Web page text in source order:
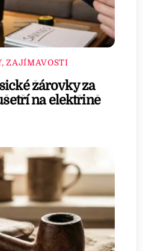
ZAJÍMAVOSTI
žárovky za
na elektřině